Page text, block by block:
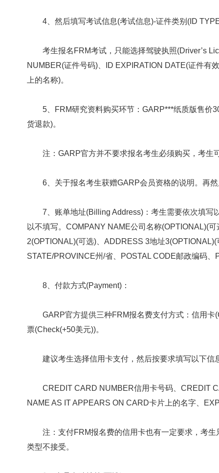
4、然后填写考试信息(考试信息)-证件类别(ID
考生报名FRM考试，只能选择驾驶执照(Driver’s
NUMBER(证件号码)、ID EXPIRATION DATE(证件有
上的名称)。
5、FRM研究资料购买环节：GARP***纸质版售价
货退款)。
注：GARP官方并不要求报名考生必须购买，考生
6、关于报名考生获赠GARP会员资格的说明。再然
7、账单地址(Billing Address)：考生需要依次填写
以不填写。COMPANY NAME公司名称(OPTIONAL)(
2(OPTIONAL)(可选)、ADDRESS 3地址
STATE/PROVINCE州/省、POSTAL CODE邮政编码
8、付款方式(Payment)：
GARP官方提供三种FRM报名费支付方式：信用卡
票(Check(+50美元))。
建议考生选择信用卡支付，然后按要求填写以下信
CREDIT CARD NUMBER信用卡号码、CREDIT
NAME AS IT APPEARS ON CARD卡片上的名字、
注：支付FRM报名费的信用卡也有一定要求，考生
类型不接受。